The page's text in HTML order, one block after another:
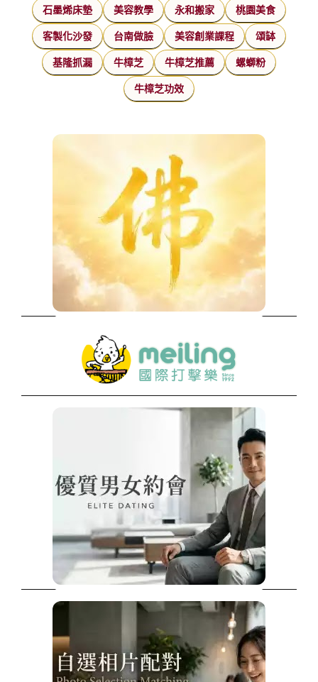
石墨烯床墊 美容教學 永和搬家 桃園美食
客製化沙發 台南做臉 美容創業課程 頌缽
基隆抓漏 牛樟芝 牛樟芝推薦 螺螄粉
牛樟芝功效